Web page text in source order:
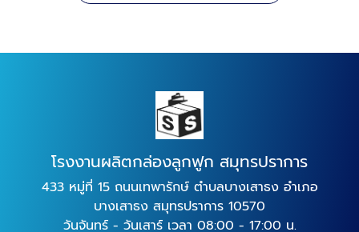
โรงงานผลิตกล่องลูกฟูก สมุทรปราการ
433 หมู่ที่ 15 ถนนเทพารักษ์ ตำบลบางเสาธง อำเภอ
บางเสาธง สมุทรปราการ 10570
วันจันทร์ - วันเสาร์ เวลา 08:00 - 17:00 น.